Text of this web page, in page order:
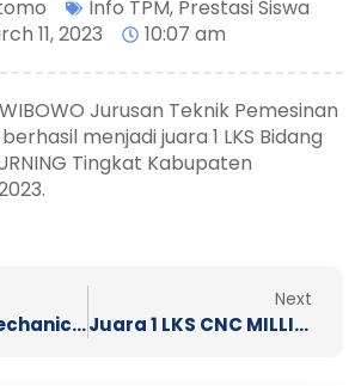
Info TPM, Prestasi Siswa
11, 2023
10:07 am
Jurusan Teknik Pemesinan
menjadi juara 1 LKS Bidang
Tingkat Kabupaten
JUARA 1 LKS Mechanical Engineering CAD Tk. Kab. Banyumas Tahun 2023
Next
Juara 1 LKS CNC MILLING Tk. Kab. Banyumas Tahun 2023